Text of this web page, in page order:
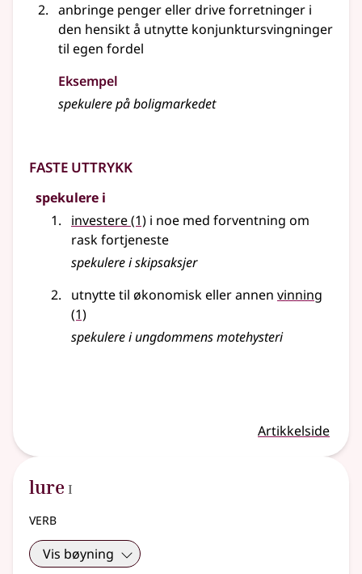
anbringe penger eller drive forretninger i
den hensikt å utnytte konjunktursvingninger
til egen fordel
Eksempel
spekulerepå boligmarkedet
Faste uttrykk
spekulere i
investere(1) i noe med forventning om
rask fortjeneste
spekulere i skipsaksjer
utnytte til økonomisk eller annen vinning
(1)
spekulere i ungdommens motehysteri
Artikkelside
lure 1
I
verb
Vis bøyning